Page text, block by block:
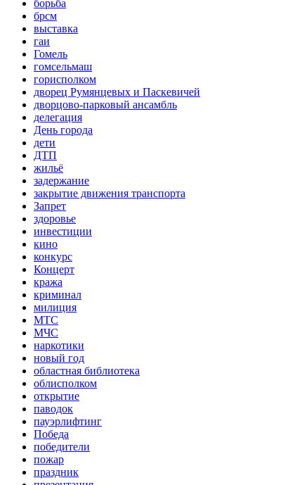
борьба
брсм
выставка
гаи
Гомель
гомсельмаш
горисполком
дворец Румянцевых и Паскевичей
дворцово-парковый ансамбль
делегация
День города
дети
ДТП
жильё
задержание
закрытие движения транспорта
Запрет
здоровье
инвестиции
кино
конкурс
Концерт
кража
криминал
милиция
МТС
МЧС
наркотики
новый год
областная библиотека
облисполком
открытие
паводок
пауэрлифтинг
Победа
победители
пожар
праздник